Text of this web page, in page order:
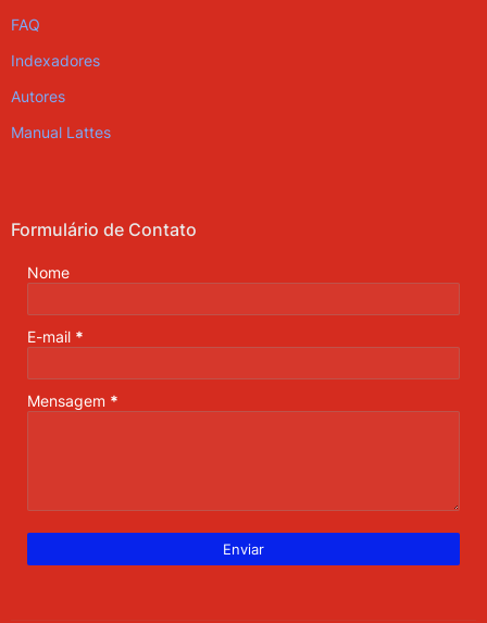
FAQ
Indexadores
Autores
Manual Lattes
Formulário de Contato
Nome
E-mail *
Mensagem *